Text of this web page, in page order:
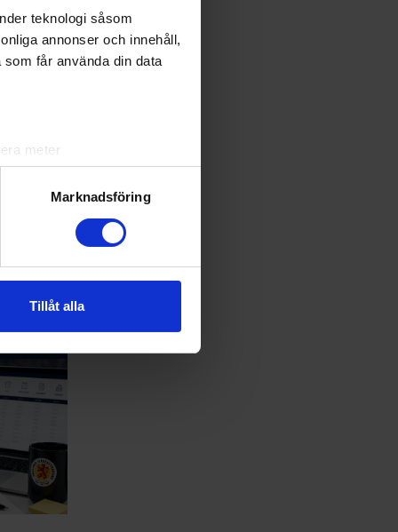
teknologi såsom
annonser och innehåll,
får använda din data
meter
. Du kan ändra
information från din enhet
kombinera informationen
Marknadsföring
Tillåt alla